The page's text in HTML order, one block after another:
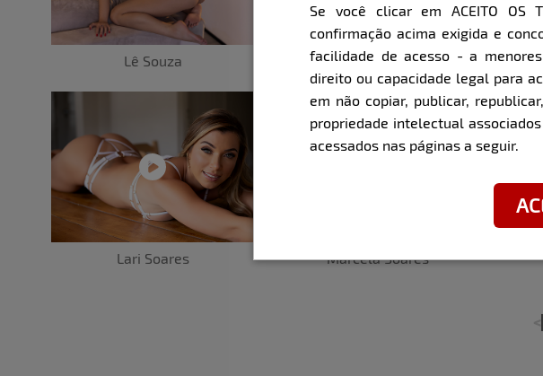
Lê Souza Pri Bianchini
Lari Soares Marcela Soares
Se você clicar em ACEITO OS
confirmação acima exigida e
facilidade de acesso - a
direito ou capacidade legal para
em não copiar, publicar,
propriedade intelectual
acessados nas páginas a seguir.